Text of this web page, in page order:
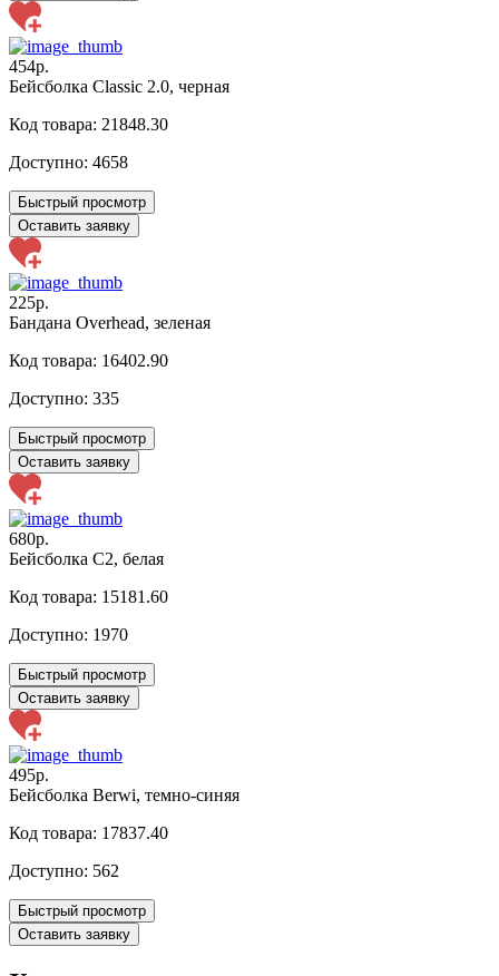
454р.
Бейсболка Classic 2.0, черная
Код товара: 21848.30
Доступно: 4658
Быстрый просмотр
Оставить заявку
225р.
Бандана Overhead, зеленая
Код товара: 16402.90
Доступно: 335
Быстрый просмотр
Оставить заявку
680р.
Бейсболка C2, белая
Код товара: 15181.60
Доступно: 1970
Быстрый просмотр
Оставить заявку
495р.
Бейсболка Berwi, темно-синяя
Код товара: 17837.40
Доступно: 562
Быстрый просмотр
Оставить заявку